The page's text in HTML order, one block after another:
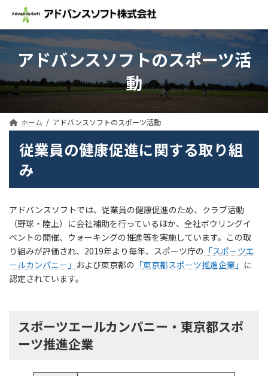
テ
ン
ス
キ
プ
ゲ
ー
ン
に
動
アドバンスソフトのスポーツ活
動
ホーム アドバンスソフトのスポーツ活動
従業員の健康促進に関する取り組
み
アドバンスソフトでは、従業員の健康促進のため、クラブ活動
（野球・陸上）に会社補助を行っているほか、全社ボウリングイ
ベントの開催、ウォーキングの推進等を実施しています。この取
り組みが評価され、2019年より毎年、スポーツ庁の 「スポーツエ
ールカンパニー」 および東京都の 「東京都スポーツ推進企業」 に
認定されています。
スポーツエールカンパニー・東京都スポ
ーツ推進企業